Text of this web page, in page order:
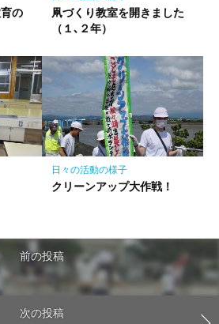
の
凧づくり教室を開きました
（１､２年）
日々の活動の様子
クリーンアップ大作戦！
前の投稿
次の投稿